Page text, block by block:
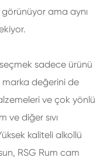
ama aynı
sadece ürünü
değerini de
ve çok yönlü
ve diğer sıvı
kaliteli alkollü
RSG Rum cam